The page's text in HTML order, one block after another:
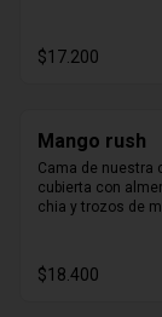
$17.200
Mango rush
Cama de nuestra
cubierta con
chia y trozos de
$18.400